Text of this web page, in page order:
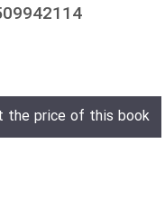
the price of this book